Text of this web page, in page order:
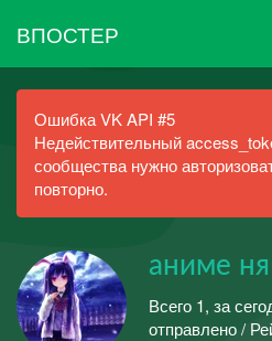
ВПОСТЕР
Ошибка VK API #5
Недействительный
сообщества нужно
повторно.
аниме ня
Всего 1, за
отправлено /